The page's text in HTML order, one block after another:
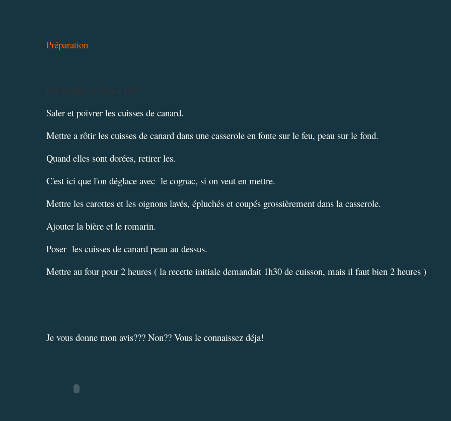
Préparation
Préchauffer le four a 180°
Saler et poivrer les cuisses de canard.
Mettre a rôtir les cuisses de canard dans une casserole en fonte sur le feu, peau sur le fond.
Quand elles sont dorées, retirer les.
C'est ici que l'on déglace avec le cognac, si on veut en mettre.
Mettre les carottes et les oignons lavés, épluchés et coupés grossièrement dans la casserole.
Ajouter la bière et le romarin.
Poser les cuisses de canard peau au dessus.
Mettre au four pour 2 heures ( la recette initiale demandait 1h30 de cuisson, mais il faut bien 2 heures )
Je vous donne mon avis??? Non?? Vous le connaissez déja!